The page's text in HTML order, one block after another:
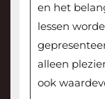
en het
lessen
alleen
ook